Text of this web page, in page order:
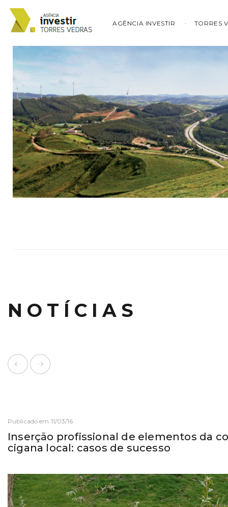
AGÊNCIA INVESTIR TORRES
NOTÍCIAS
Publicado em 11/03/16
Inserção profissional de elementos da
cigana local: casos de sucesso